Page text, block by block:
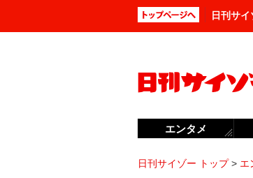
日刊サ
日刊サイゾー トップ> エ
エンタメ